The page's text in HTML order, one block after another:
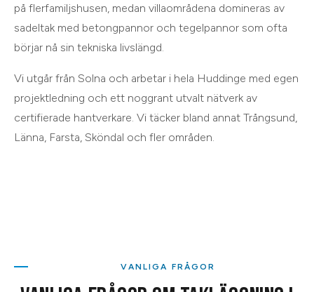
på flerfamiljshusen, medan villaområdena domineras av
sadeltak med betongpannor och tegelpannor som ofta
börjar nå sin tekniska livslängd.
Vi utgår från Solna och arbetar i hela Huddinge med egen
projektledning och ett noggrant utvalt nätverk av
certifierade hantverkare. Vi täcker bland annat Trångsund,
Länna, Farsta, Sköndal och fler områden
VANLIGA FRÅGOR